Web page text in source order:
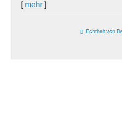
[ mehr ]
Echtheit von